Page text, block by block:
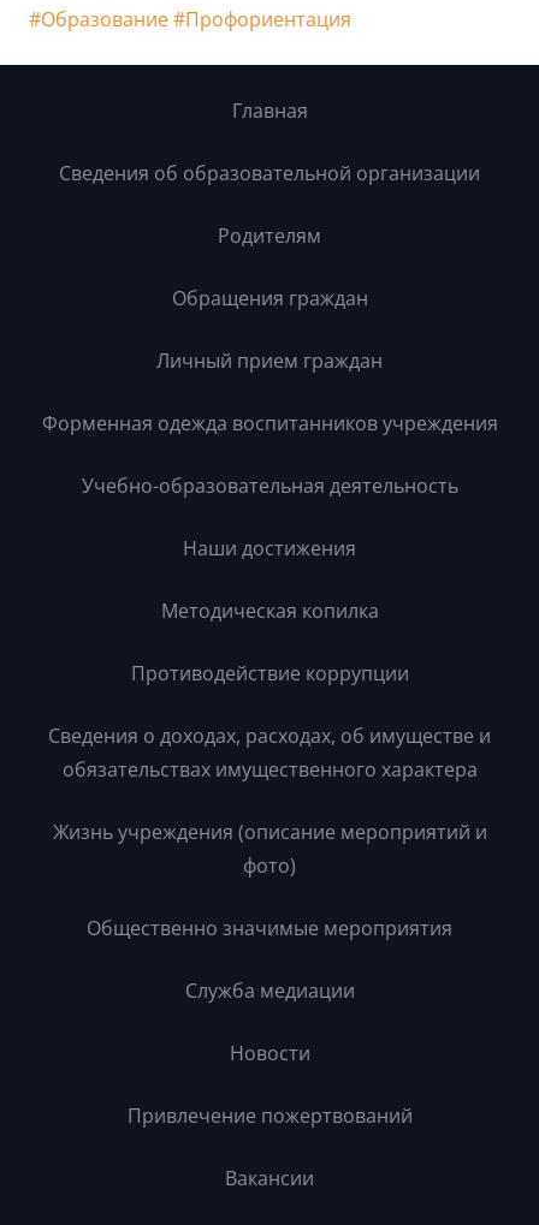
#Образование#Профориентация
Главная
Сведения об образовательной организации
Родителям
Обращения граждан
Личный прием граждан
Форменная одежда воспитанников учреждения
Учебно-образовательная деятельность
Наши достижения
Методическая копилка
Противодействие коррупции
Сведения о доходах, расходах, об имуществе и
обязательствах имущественного характера
Жизнь учреждения (описание мероприятий и
фото)
Общественно значимые мероприятия
Служба медиации
Новости
Привлечение пожертвований
Вакансии